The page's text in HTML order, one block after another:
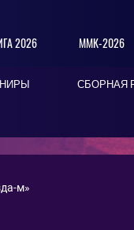
2026 ММК-2026
СБОРНАЯ
м»